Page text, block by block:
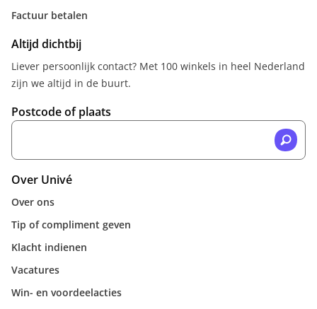
Factuur betalen
Altijd dichtbij
Liever persoonlijk contact? Met 100 winkels in heel Nederland
zijn we altijd in de buurt.
Postcode of plaats
Over Univé
Over ons
Tip of compliment geven
Klacht indienen
Vacatures
Win- en voordeelacties